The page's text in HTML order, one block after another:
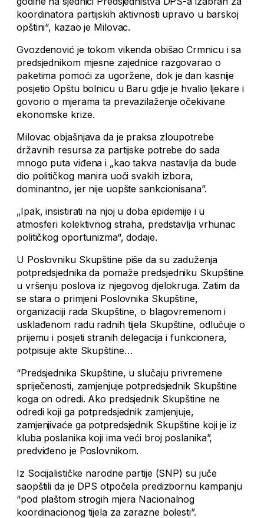
koordinatora partijskih aktivnosti upravo u barskoj
opštini“, kazao je Milovac.
Gvozdenović je tokom vikenda obišao Crmnicu i sa
predsjednikom mjesne zajednice razgovarao o
paketima pomoći za ugoržene, dok je dan kasnije
posjetio Opštu bolnicu u Baru gdje je hvalio ljekare i
govorio o mjerama ta prevazilaženje očekivane
ekonomske krize.
Milovac objašnjava da je praksa zloupotrebe
državnih resursa za partijske potrebe do sada
mnogo puta viđena i „kao takva nastavlja da bude
dio političkog manira uoči svakih izbora,
dominantno, jer nije uopšte sankcionisana”.
„Ipak, insistirati na njoj u doba epidemije i u
atmosferi kolektivnog straha, predstavlja vrhunac
političkog oportunizma“, dodaje.
U Poslovniku Skupštine piše da su zaduženja
potpredsjednika da pomaže predsjedniku Skupštine
u vršenju poslova iz njegovog djelokruga. Zatim da
se stara o primjeni Poslovnika Skupštine,
organizaciji rada Skupštine, o blagovremenom i
usklađenom radu radnih tijela Skupštine, odlučuje o
prijemu i posjeti stranih delegacija i funkcionera,
potpisuje akte Skupštine…
“Predsjednika Skupštine, u slučaju privremene
spriječenosti, zamjenjuje potpredsjednik Skupštine
koga on odredi. Ako predsjednik Skupštine ne
odredi koji ga potpredsjednik zamjenjuje,
zamjenjivaće ga potpredsjednik Skupštine koji je iz
kluba poslanika koji ima veći broj poslanika”,
predviđeno je Poslovnikom.
Iz Socijalističke narodne partije (SNP) su juče
saopštili da je DPS otpočela predizbornu kampanju
“pod plaštom strogih mjera Nacionalnog
koordinacionog tijela za zarazne bolesti”.